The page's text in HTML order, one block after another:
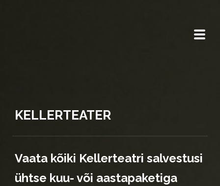
KELLERTEATER
Vaata kõiki Kellerteatri salvestusi
ühtse kuu- või aastapaketiga